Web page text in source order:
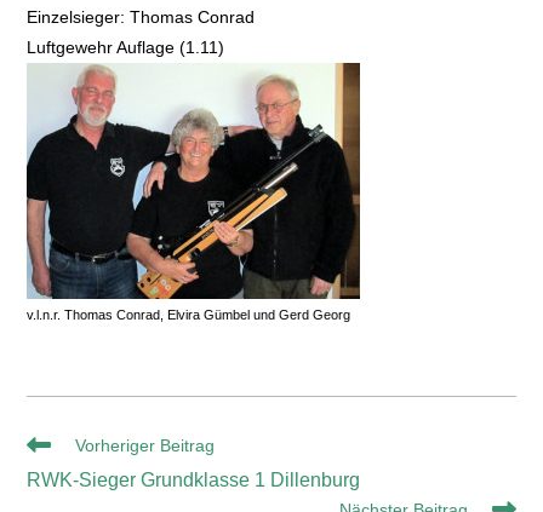
Einzelsieger: Thomas Conrad
Luftgewehr Auflage (1.11)
v.l.n.r. Thomas Conrad, Elvira Gümbel und Gerd Georg
Vorheriger Beitrag
RWK-Sieger Grundklasse 1 Dillenburg